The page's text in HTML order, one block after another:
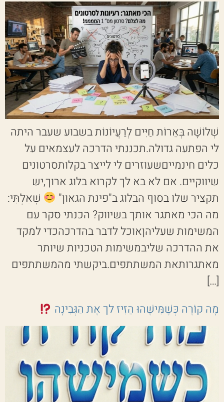
שְׁלוֹשָׁה בְּאֵרוֹת חַיִּים לְרַעֲיוֹנוֹת בשבוע שעבר היתה
לי הפתעה גדולה.תכננתי הדרכה לעצמאים על
כלים חינמייםשעוזרים לי לייצר בקלותסרטונים
שיווקיים. אם לא בא לך לקרוא בלוג ארוך,יש
תקציר שלו בסוף הבלוג ב"פינת הגאון"
שָׁאַלְתִּי:
מה הכי מאתגר אותך בשיווק? הכנתי סקר עם
המשימות שעליהןאוכל לדבר בהדרכהכדי למקד
את ההדרכה שליבמשימות הטכניות שיותר
מאתגרותאת המשתתפים.ביקשתי מהמשתתפים
[…]
מָה קוֹרֶה כְּשֶׁמִּישֶׁהוּ הֵזִיז לך אֶת הַגְּבִינָה